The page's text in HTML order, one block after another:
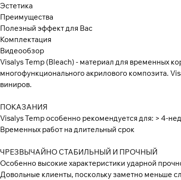
Эстетика
Преимущества
Полезный эффект для Вас
Комплектация
Видеообзор
Visalys Temp (Bleach) - материал для временных
многофункционального акрилового композита.
виниров.
ПОКАЗАНИЯ
Visalys Temp особенно рекомендуется для: > 4-
Временных работ на длительный срок
ЧРЕЗВЫЧАЙНО СТАБИЛЬНЫЙ И ПРОЧНЫЙ
Особенно высокие характеристики ударной
Довольные клиенты, поскольку заметно меньше